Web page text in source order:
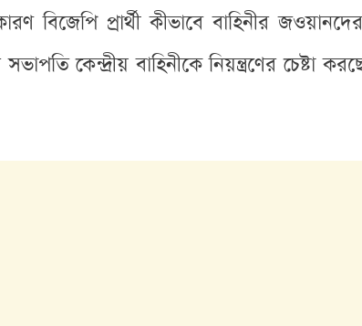
বিজেপি প্রার্থী কীভাবে বাহিনীর
কেন্দ্রীয় বাহিনীকে নিয়ন্ত্রণের চেষ্টা